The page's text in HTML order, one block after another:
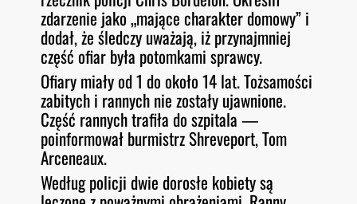
zdarzenie jako „mające charakter domowy” i
dodał, że śledczy uważają, iż przynajmniej
część ofiar była potomkami sprawcy.
Ofiary miały od 1 do około 14 lat. Tożsamości
zabitych i rannych nie zostały ujawnione.
Część rannych trafiła do szpitala —
poinformował burmistrz Shreveport, Tom
Arceneaux.
Według policji dwie dorosłe kobiety są